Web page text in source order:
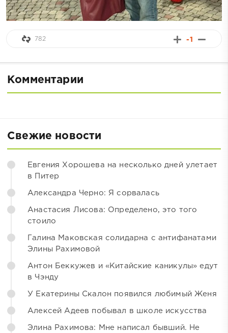
-1
782
Комментарии
Свежие новости
Евгения Хорошева на несколько дней улетает
в Питер
Александра Черно: Я сорвалась
Анастасия Лисова: Определено, это того
стоило
Галина Маковская солидарна с антифанатами
Элины Рахимовой
Антон Беккужев и «Китайские каникулы» едут
в Чэнду
У Екатерины Скалон появился любимый Женя
Алексей Адеев побывал в школе искусства
Элина Рахимова: Мне написал бывший. Не